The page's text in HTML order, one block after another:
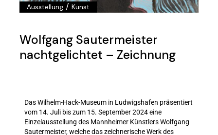
Ausstellung /Kunst
Wolfgang Sautermeister
nachtgelichtet – Zeichnung
Das Wilhelm-Hack-Museum in Ludwigshafen präsentiert
vom 14. Juli bis zum 15. September 2024 eine
Einzelausstellung des Mannheimer Künstlers Wolfgang
Sautermeister, welche das zeichnerische Werk des